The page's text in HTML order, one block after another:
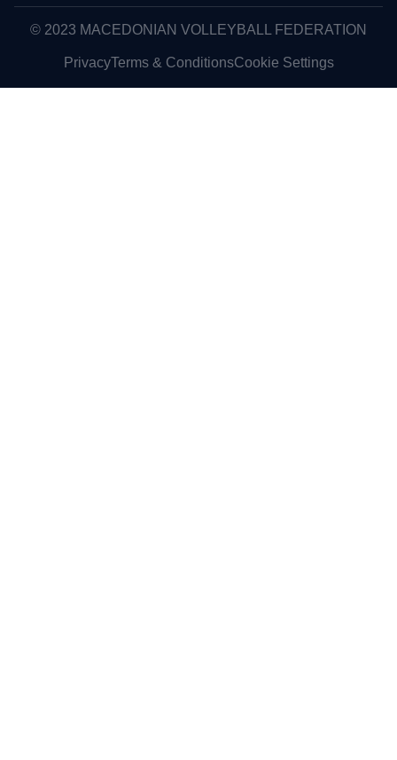
© 2023 MACEDONIAN VOLLEYBALL FEDERATION
PrivacyTerms & ConditionsCookie Settings